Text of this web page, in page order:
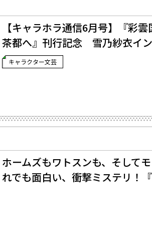
【キャラホラ通信6月号】『彩
茶都へ』刊行記念 雪乃紗衣イ
キャラクター文芸
ホームズもワトスンも、そして
れでも面白い、衝撃ミステリ！『